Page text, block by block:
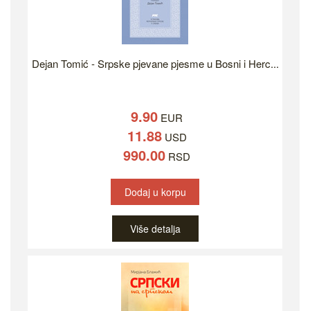
Dejan Tomić - Srpske pjevane pjesme u Bosni i Herc...
9.90 EUR
11.88USD
990.00 RSD
Dodaj u korpu
Više detalja